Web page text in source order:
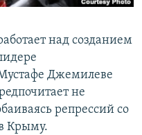
над созданием
Джемилеве
не
репрессий со
Крыму.